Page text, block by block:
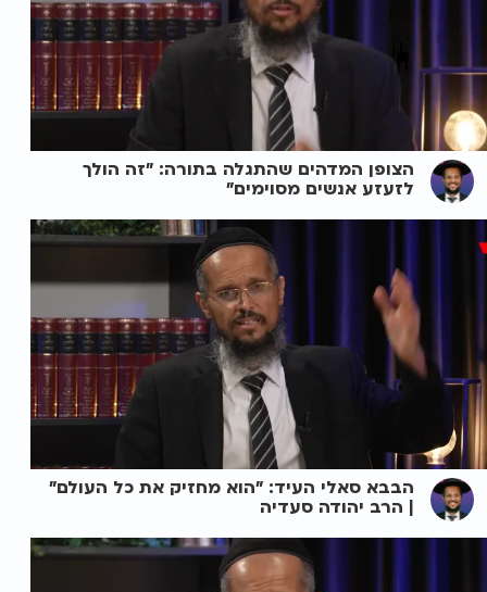
הצופן המדהים שהתגלה בתורה: "זה הולך
לזעזע אנשים מסוימים"
הבבא סאלי העיד: "הוא מחזיק את כל העולם"
| הרב יהודה סעדיה